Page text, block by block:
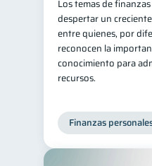
Los temas de
despertar un
entre quienes, por
reconocen la
conocimiento para
recursos.
Finanzas